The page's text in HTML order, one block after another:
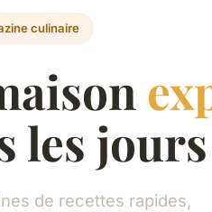
culinaire
les jours
de recettes rapides,